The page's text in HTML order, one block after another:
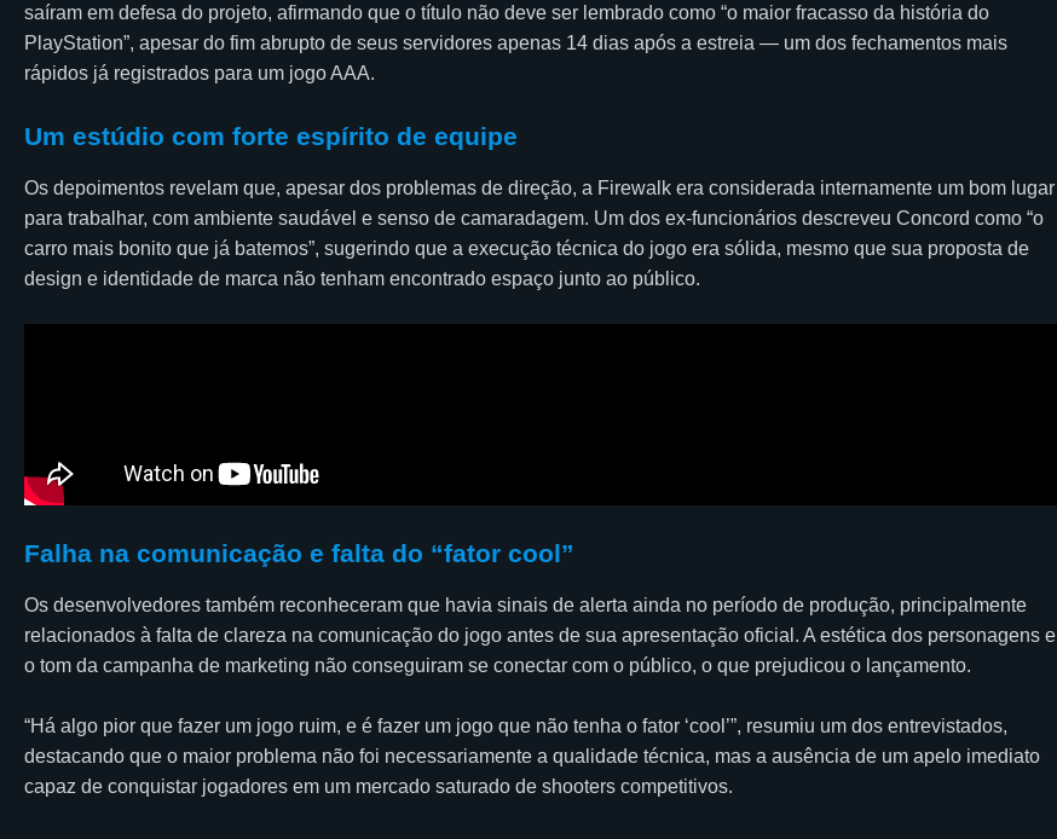
saíram em defesa do projeto, afirmando que o título não deve ser lembrado como “o maior fracasso da história do
PlayStation”, apesar do fim abrupto de seus servidores apenas 14 dias após a estreia — um dos fechamentos mais
rápidos já registrados para um jogo AAA.
Um estúdio com forte espírito de equipe
Os depoimentos revelam que, apesar dos problemas de direção, a Firewalk era considerada internamente um bom lugar
para trabalhar, com ambiente saudável e senso de camaradagem. Um dos ex-funcionários descreveu Concord como “o
carro mais bonito que já batemos”, sugerindo que a execução técnica do jogo era sólida, mesmo que sua proposta de
design e identidade de marca não tenham encontrado espaço junto ao público.
Falha na comunicação e falta do “fator cool”
Os desenvolvedores também reconheceram que havia sinais de alerta ainda no período de produção, principalmente
relacionados à falta de clareza na comunicação do jogo antes de sua apresentação oficial. A estética dos personagens e
o tom da campanha de marketing não conseguiram se conectar com o público, o que prejudicou o lançamento.
“Há algo pior que fazer um jogo ruim, e é fazer um jogo que não tenha o fator ‘cool’”, resumiu um dos entrevistados,
destacando que o maior problema não foi necessariamente a qualidade técnica, mas a ausência de um apelo imediato
capaz de conquistar jogadores em um mercado saturado de shooters competitivos.